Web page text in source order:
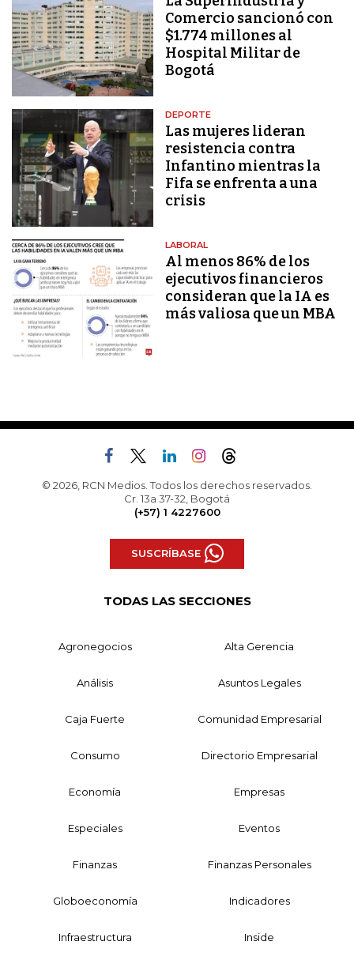
Comercio sancionó con
$1.774 millones al
Hospital Militar de
Bogotá
DEPORTE
Las mujeres lideran
resistencia contra
Infantino mientras la
Fifa se enfrenta a una
crisis
LABORAL
Al menos 86% de los
ejecutivos financieros
consideran que la IA es
más valiosa que un MBA
© 2026, RCN Medios. Todos los derechos reservados.
Cr. 13a 37-32, Bogotá
(+57) 1 4227600
SUSCRÍBASE
TODAS LAS SECCIONES
Agronegocios Alta Gerencia
Análisis Asuntos Legales
Caja Fuerte Comunidad Empresarial
Consumo Directorio Empresarial
Economía Empresas
Especiales Eventos
Finanzas Finanzas Personales
Globoeconomía Indicadores
Infraestructura Inside